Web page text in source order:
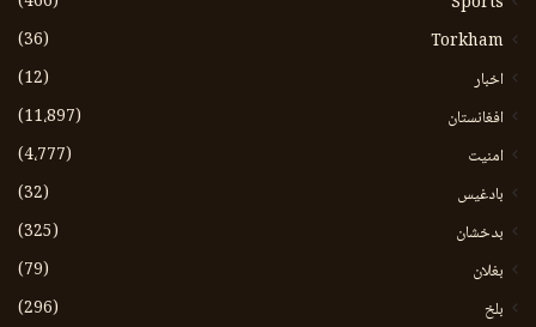
Torkham
(36)
اخبار
(12)
افغانستان
(11،897)
امنیت
(4،777)
بادغیس
(32)
بدخشان
(325)
بغلان
(79)
بلخ
(296)